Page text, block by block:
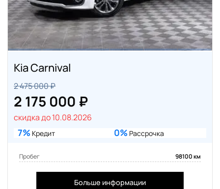
Kia Carnival
2 475 000 ₽
2 175 000 ₽
скидка до 10.08.2026
7% Кредит 0% Рассрочка
Пробег 98100 км
Больше информации